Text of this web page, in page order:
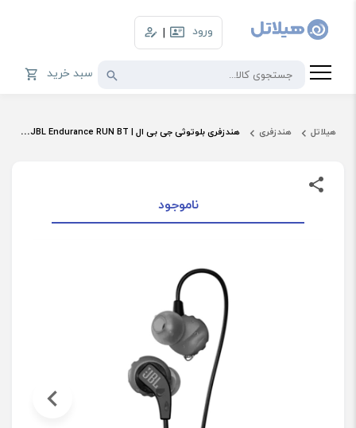
ورود |
سبد خرید
هیلاتل هندزفری هندزفری بلوتوثی جی بی ال | JBL Endurance RUN BT
ناموجود